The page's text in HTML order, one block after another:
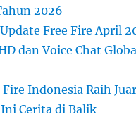
2026
Free Fire April
dan Voice Chat
Indonesia Raih
Cerita di Balik